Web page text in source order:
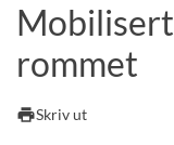
Andra
Kurser och program
rommet
printSkriv ut